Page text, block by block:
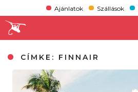
Ajánlatok Szállások
CÍMKE: FINNAIR